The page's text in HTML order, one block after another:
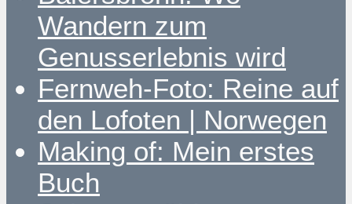
Wandern zum
Genusserlebnis wird
Fernweh-Foto: Reine auf
den Lofoten | Norwegen
Making of: Mein erstes
Buch